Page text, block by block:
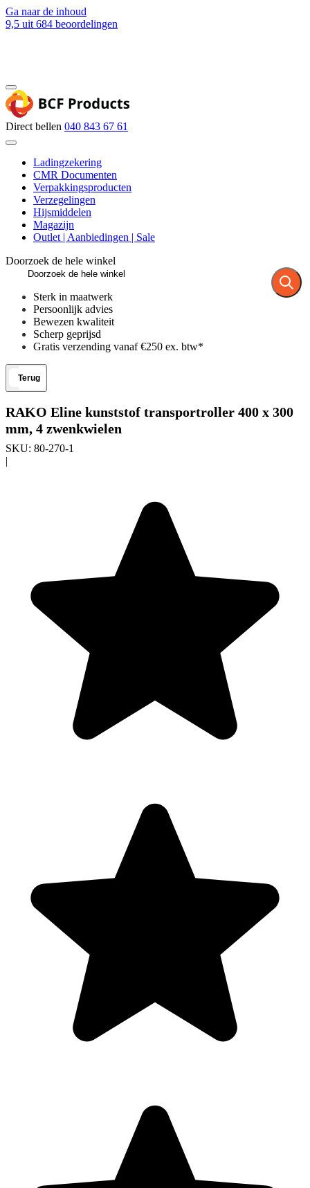
Ga naar de inhoud
9,5 uit 684 beoordelingen
Direct bellen 040 843 67 61
Ladingzekering
CMR Documenten
Verpakkingsproducten
Verzegelingen
Hijsmiddelen
Magazijn
Outlet | Aanbiedingen | Sale
Doorzoek de hele winkel
Sterk in maatwerk
Persoonlijk advies
Bewezen kwaliteit
Scherp geprijsd
Gratis verzending vanaf €250 ex. btw*
Terug
RAKO Eline kunststof transportroller 400 x 300
mm, 4 zwenkwielen
SKU: 80-270-1
|